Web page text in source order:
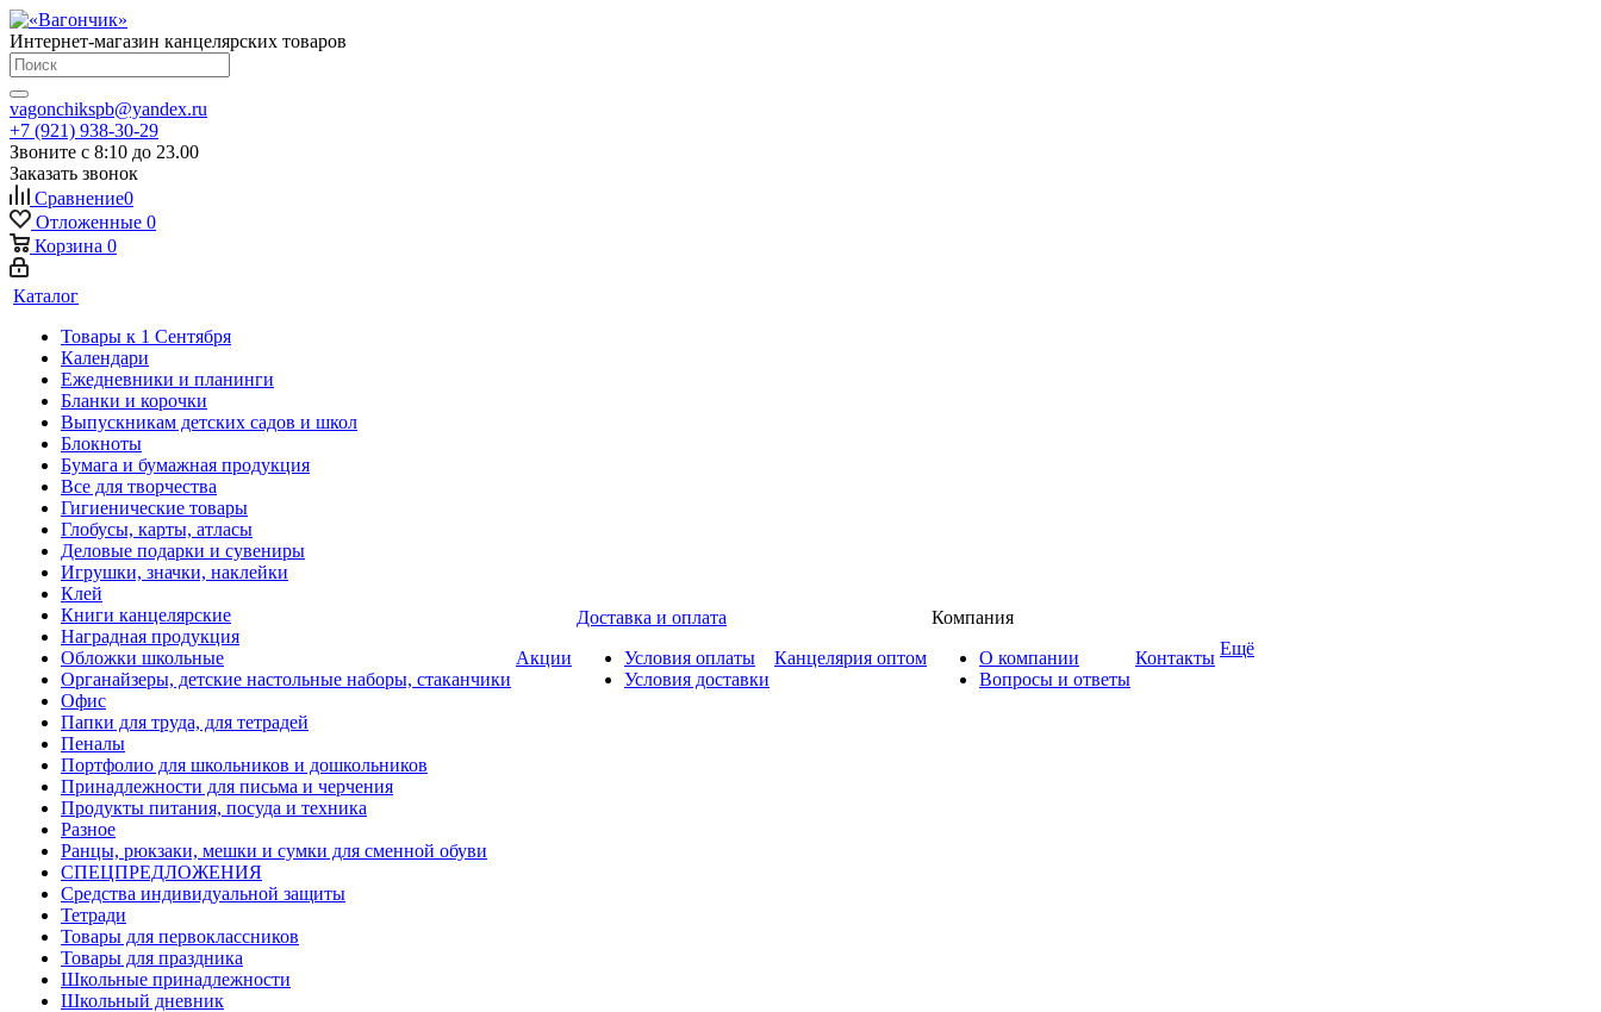
Интернет-магазин канцелярских товаров
vagonchikspb@yandex.ru
+7 (921) 938-30-29
Звоните с 8:10 до 23.00
Заказать звонок
Сравнение0
Отложенные 0
Корзина 0
Каталог
Товары к 1 Сентября
Календари
Ежедневники и планинги
Бланки и корочки
Выпускникам детских садов и школ
Блокноты
Бумага и бумажная продукция
Все для творчества
Гигиенические товары
Глобусы, карты, атласы
Деловые подарки и сувениры
Игрушки, значки, наклейки
Клей
Книги канцелярские
Наградная продукция
Обложки школьные
Органайзеры, детские настольные наборы, стаканчики
Офис
Папки для труда, для тетрадей
Пеналы
Портфолио для школьников и дошкольников
Принадлежности для письма и черчения
Продукты питания, посуда и техника
Разное
Ранцы, рюкзаки, мешки и сумки для сменной обуви
СПЕЦПРЕДЛОЖЕНИЯ
Средства индивидуальной защиты
Тетради
Товары для первоклассников
Товары для праздника
Школьные принадлежности
Школьный дневник
Акции
Доставка и оплата
Условия оплаты
Условия доставки
Канцелярия оптом
Компания
О компании
Вопросы и ответы
Контакты Ещё